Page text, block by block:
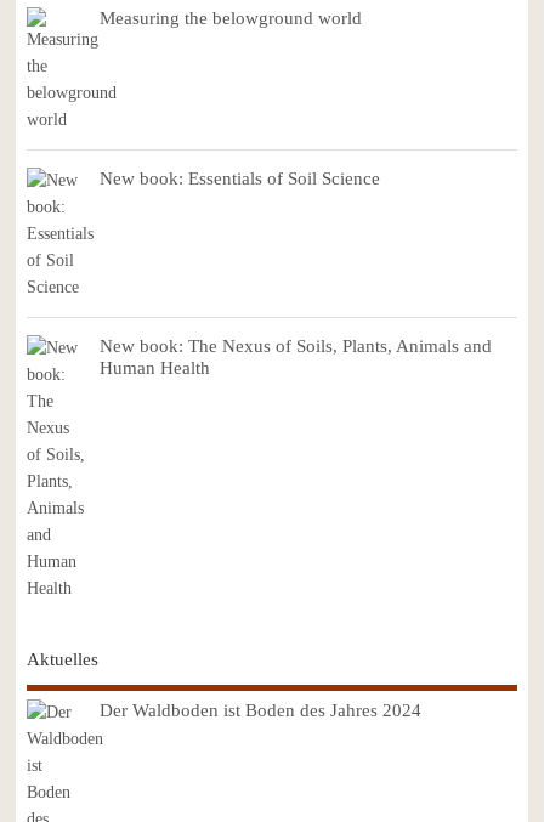
Measuring the belowground world
New book: Essentials of Soil Science
New book: The Nexus of Soils, Plants, Animals and
Human Health
Aktuelles
Der Waldboden ist Boden des Jahres 2024